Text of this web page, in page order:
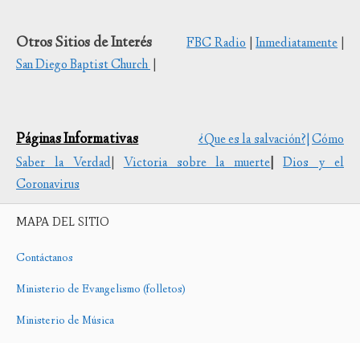
Otros Sitios de Interés FBC Radio|Inmediatamente
San Diego Baptist Church
Páginas Informativas ¿Que es la salvación?|Cómo
Saber la Verdad|Victoria sobre la muerte|
Dios y el
Coronavirus
MAPA DEL SITIO
Contáctanos
Ministerio de Evangelismo (folletos)
Ministerio de Música